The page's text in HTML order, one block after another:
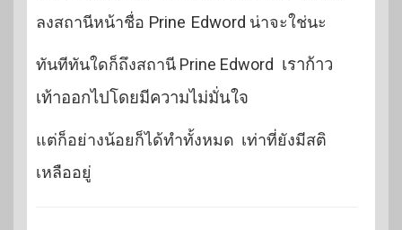
ลงสถานีหน้าชื่อ Prine Edword น่าจะใช่นะ
ทันทีทันใดก็ถึงสถานี Prine Edword เราก้าว
เท้าออกไปโดยมีความไม่มั่นใจ
แต่ก็อย่างน้อยก็ได้ทำทั้งหมด เท่าที่ยังมีสติ
เหลืออยู่